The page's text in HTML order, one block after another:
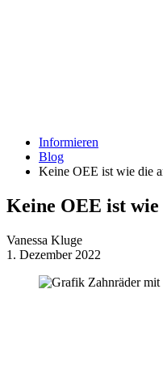
Informieren
Blog
Keine OEE ist wie die
Keine OEE ist wie
Vanessa Kluge
1. Dezember 2022